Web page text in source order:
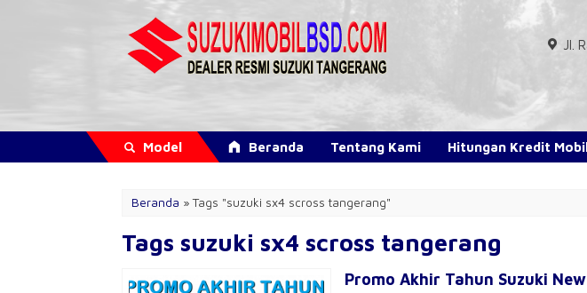
Jl.
Model Beranda Tentang Kami Hitungan Kredit
Beranda »Tags "suzuki sx4 scross tangerang"
Tags suzuki sx4 scross tangerang
Promo Akhir Tahun Suzuki New